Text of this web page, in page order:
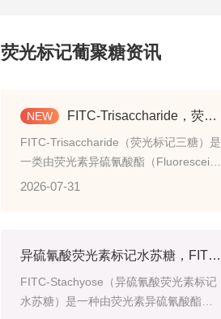
荧光标记葡聚糖资讯
FITC-Trisaccharide，荧光标记三糖的产品介绍
FITC-Trisaccharide（荧光标记三糖）是
一类由荧光素异硫氰酸酯（Fluorescein
Isothiocyanate，FITC）与三糖分子通过
2026-07-31
异硫氰酸荧光素标记水苏糖，FITC-STACHYOSE的描述
FITC-Stachyose（异硫氰酸荧光素标记
水苏糖）是一种由荧光素异硫氰酸酯